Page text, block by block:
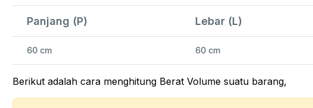
Panjang (P) Lebar (L)
60 cm 60 cm
Berikut adalah cara menghitung Berat Volume suatu barang,